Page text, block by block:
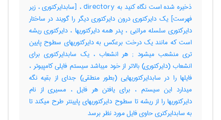
ذخیره شده است نگاه کنید به directory ، [سابدایرکتوری ، زیر
فهرست] یک دایرکتوری درون دایرکتوری دیگر را گویند در ساختار
دایرکتوری سلسله مراتبی ، پدر همه دایرکتوریها ، دایرکتوری ریشه
است که مانند یک درخت برعکس به دایرکتوریهای سطوح پایین
تری منشعب میشود‎ ; هر انشعاب ، یک سابدایرکتوری برای
انشعاب (دایرکتوری) بالاتر از خود میباشد سیستم فایلی کامپیوتر ،
فایلها را در سابدایرکتوریهایی (بطور منطقی) جدای از بقیه نگه
میدارد این سیستم ، برای یافتن هر فایل ، مسیری از نام
دایرکتوریها را از ریشه تا سطوح دایرکتوریهای پایینتر طرح میکند تا
به سابدایرکتری حاوی فایل مورد نظر برسد